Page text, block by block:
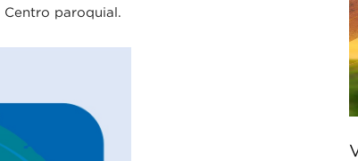
Centro paroquial.